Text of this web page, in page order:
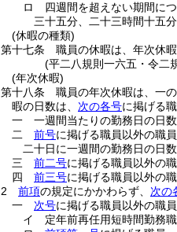
ロ
四週間を超えない期間に
三十五分、二十三時間十五
(休暇の種類)
第十七条
職員の休暇は、年次休
(平二八規則一六五・令二
(年次休暇)
第十八条
職員の年次休暇は、一
暇の日数は、 次の各号に掲げる
一
一週間当たりの勤務日の日
二
前号に掲げる職員以外の職
二十日に一週間の勤務日の日
三
前二号に掲げる職員以外の職
四
前三号に掲げる職員以外の
2
前項の規定にかかわらず、 次の
一
次号に掲げる職員以外の職
イ
定年前再任用短時間勤務